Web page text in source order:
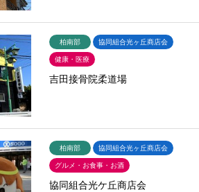
柏南部 協同組合光ヶ丘商店会
健康・医療
吉田接骨院柔道場
柏南部 協同組合光ヶ丘商店会
グルメ・お食事・お酒
協同組合光ケ丘商店会